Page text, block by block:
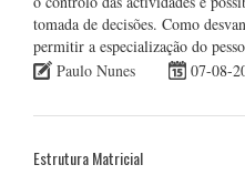
tomada de decisões. Como
permitir a especialização do
Paulo Nunes
07-08-
Estrutura Matricial